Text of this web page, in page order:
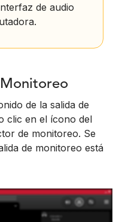
de audio
de la salida de
clic en el ícono del
de monitoreo. Se
de monitoreo está